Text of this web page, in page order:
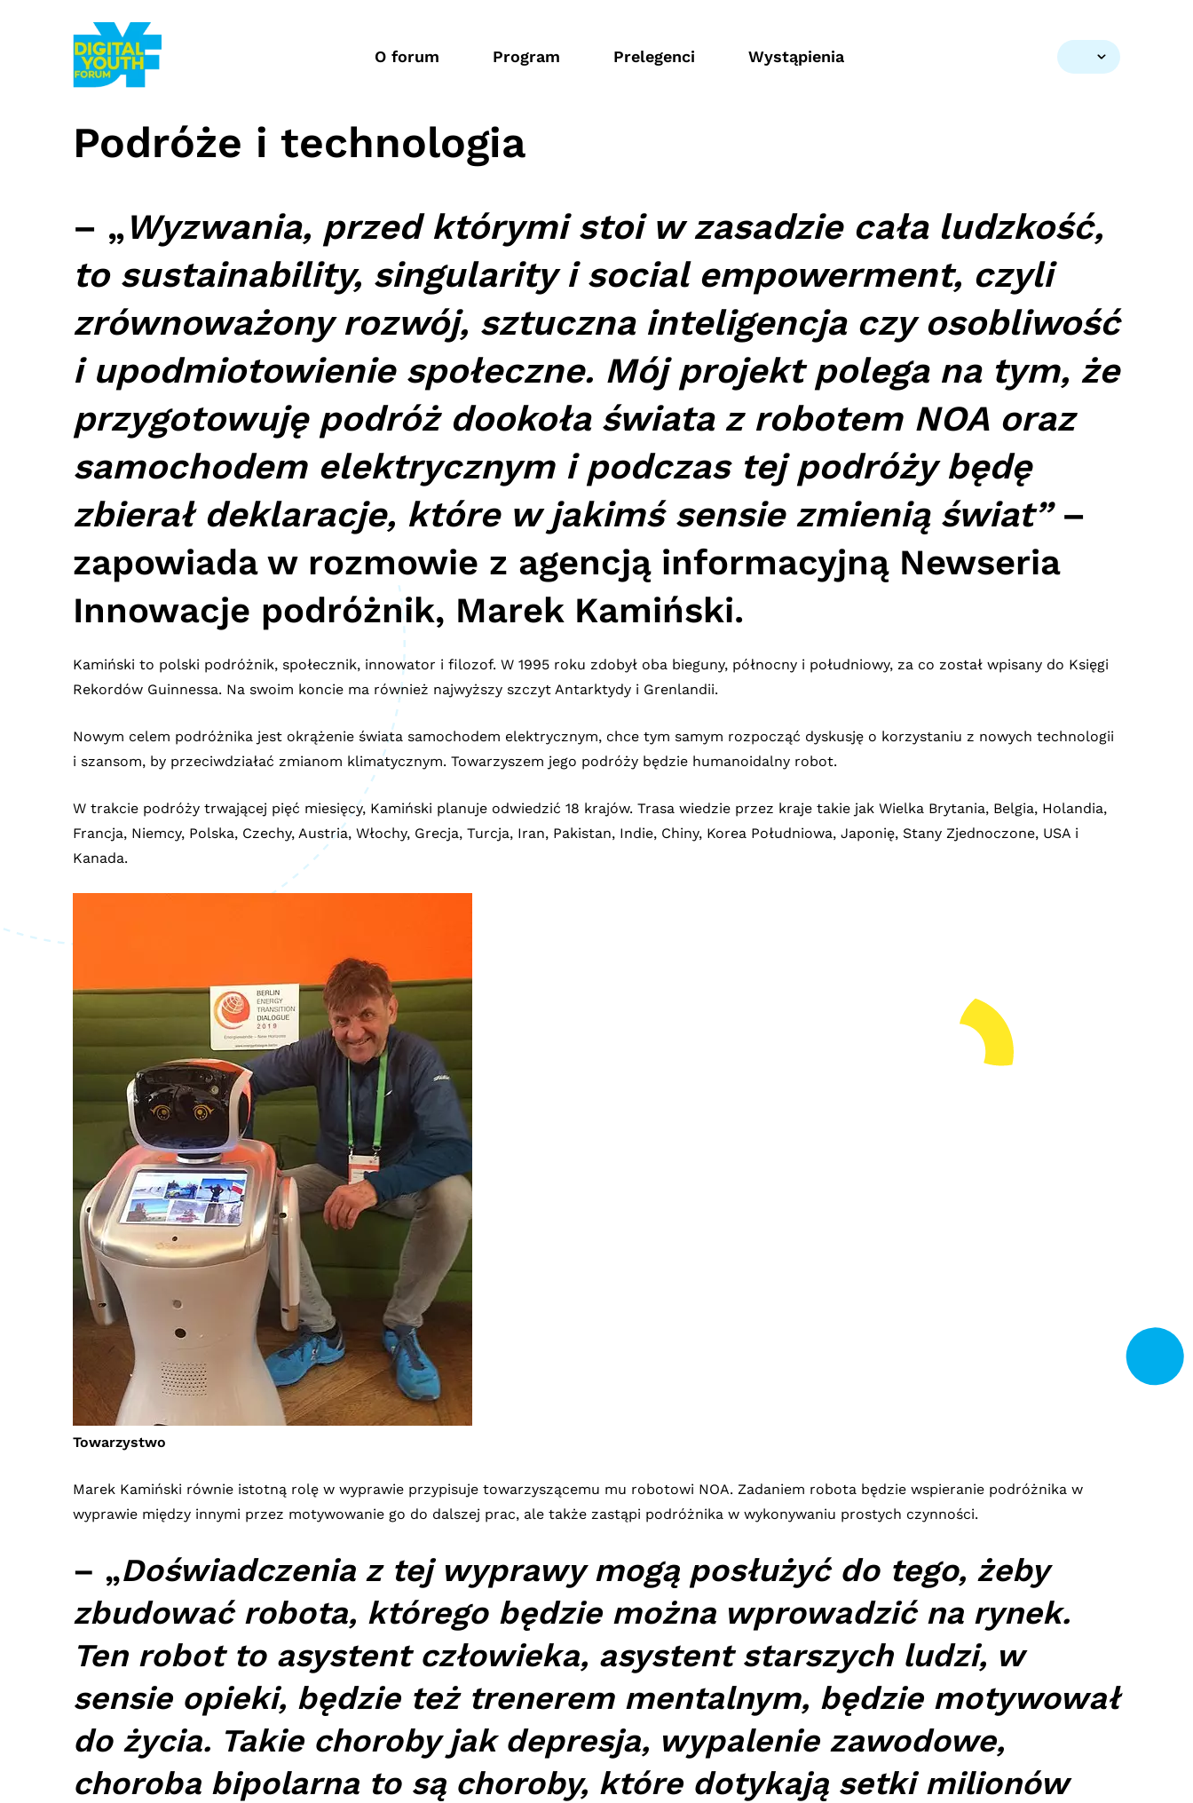
O forum Program Prelegenci Wystąpienia
Podróże i technologia
– „Wyzwania, przed którymi stoi w zasadzie cała ludzkość,
to sustainability, singularity i social empowerment, czyli
zrównoważony rozwój, sztuczna inteligencja czy osobliwość
i upodmiotowienie społeczne. Mój projekt polega na tym, że
przygotowuję podróż dookoła świata z robotem NOA oraz
samochodem elektrycznym i podczas tej podróży będę
zbierał deklaracje, które w jakimś sensie zmienią świat” –
zapowiada w rozmowie z agencją informacyjną Newseria
Innowacje podróżnik, Marek Kamiński.
Kamiński to polski podróżnik, społecznik, innowator i filozof. W 1995 roku zdobył oba bieguny, północny i południowy, za co został wpisany do Księgi
Rekordów Guinnessa. Na swoim koncie ma również najwyższy szczyt Antarktydy i Grenlandii.
Nowym celem podróżnika jest okrążenie świata samochodem elektrycznym, chce tym samym rozpocząć dyskusję o korzystaniu z nowych technologii
i szansom, by przeciwdziałać zmianom klimatycznym. Towarzyszem jego podróży będzie humanoidalny robot.
W trakcie podróży trwającej pięć miesięcy, Kamiński planuje odwiedzić 18 krajów. Trasa wiedzie przez kraje takie jak Wielka Brytania, Belgia, Holandia,
Francja, Niemcy, Polska, Czechy, Austria, Włochy, Grecja, Turcja, Iran, Pakistan, Indie, Chiny, Korea Południowa, Japonię, Stany Zjednoczone, USA i
Kanada.
Towarzystwo
Marek Kamiński równie istotną rolę w wyprawie przypisuje towarzyszącemu mu robotowi NOA. Zadaniem robota będzie wspieranie podróżnika w
wyprawie między innymi przez motywowanie go do dalszej prac, ale także zastąpi podróżnika w wykonywaniu prostych czynności.
– „Doświadczenia z tej wyprawy mogą posłużyć do tego, żeby
zbudować robota, którego będzie można wprowadzić na rynek.
Ten robot to asystent człowieka, asystent starszych ludzi, w
sensie opieki, będzie też trenerem mentalnym, będzie motywował
do życia. Takie choroby jak depresja, wypalenie zawodowe,
choroba bipolarna to są choroby, które dotykają setki milionów